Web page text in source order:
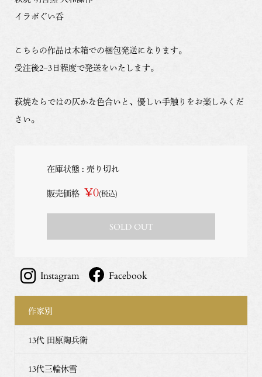
イラボぐい呑
こちらの作品は木箱での梱包発送になります。
受注後2−3日程度で発送をいたします。
萩焼ならではの仄かな色合いと、優しい手触りをお楽しみくだ
さい。
在庫状態 : 売り切れ
販売価格 ¥0(税込)
SOLD OUT
Instagram Facebook
作家別
13代 田原陶兵衛
13代三輪休雪